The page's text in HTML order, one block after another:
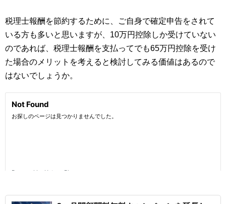
税理士報酬を節約するために、ご自身で確定申告をされて
いる方も多いと思いますが、10万円控除しか受けていない
のであれば、税理士報酬を支払ってでも65万円控除を受け
た場合のメリットを考えると検討してみる価値はあるので
はないでしょうか。